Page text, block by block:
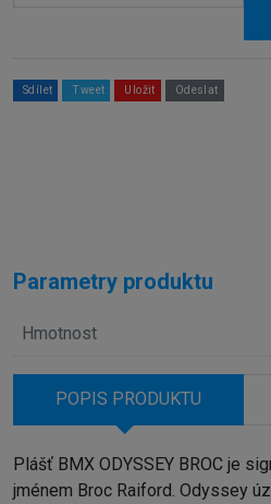
Sdílet Tweet Uložit Odeslat
Parametry produktu
Hmotnost
POPIS PRODUKTU
Plášť BMX ODYSSEY BROC je
jménem Broc Raiford. Odyssey